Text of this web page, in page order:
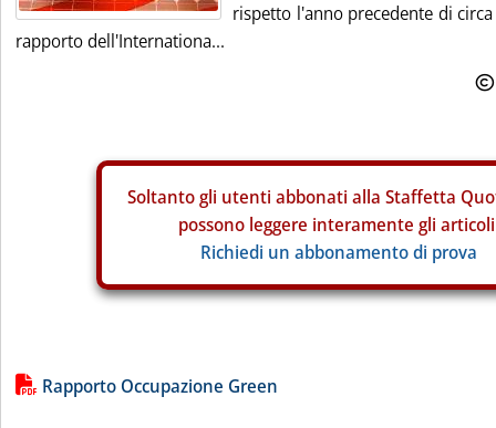
rispetto l'anno precedente di
rapporto dell'Internationa...
Soltanto gli utenti abbonati alla Staffetta
possono leggere interamente gli
Richiedi un abbonamento di prova
Lista allegati PDF alla notizia
Rapporto Occupazione Green